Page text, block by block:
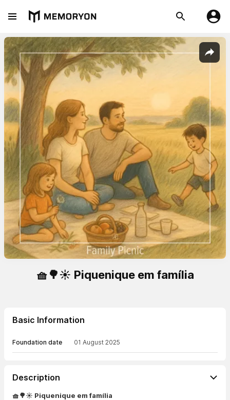
🧺🌳☀️ Piquenique em família
Basic Information
Foundation date 01 August 2025
Description
🧺🌳☀️ Piquenique em família